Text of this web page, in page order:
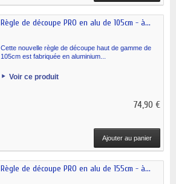
Règle de découpe PRO en alu de 105cm - à...
Cette nouvelle règle de découpe haut de gamme de
105cm est fabriquée en aluminium...
Voir ce produit
74,90 €
Ajouter au panier
Règle de découpe PRO en alu de 155cm - à...